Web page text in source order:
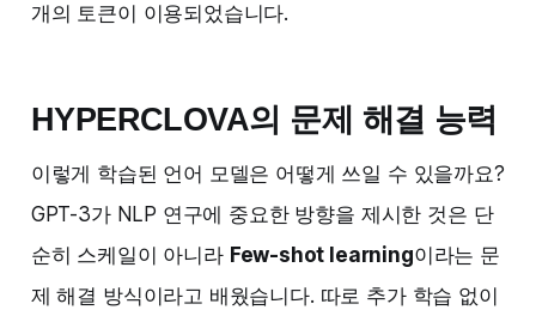
개의 토큰이 이용되었습니다.
HYPERCLOVA의 문제 해결 능력
이렇게 학습된 언어 모델은 어떻게 쓰일 수 있을까요?
GPT-3가 NLP 연구에 중요한 방향을 제시한 것은 단
순히 스케일이 아니라 Few-shot learning이라는 문
제 해결 방식이라고 배웠습니다. 따로 추가 학습 없이